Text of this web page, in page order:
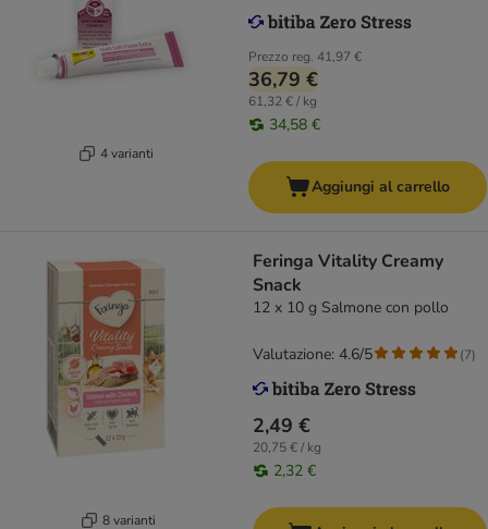
4 varianti
Prezzo reg. 41,97 €
36,79 €
61,32 € / kg
34,58 €
Aggiungi al carrello
8 varianti
Feringa Vitality Creamy
Snack
12 x 10 g Salmone con pollo
2,49 €
20,75 € / kg
2,32 €
Valutazione: 4.6/5 (7)